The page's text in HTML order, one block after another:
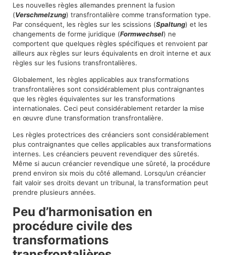
Les nouvelles règles allemandes prennent la fusion
(Verschmelzung) transfrontalière comme transformation type.
Par conséquent, les règles sur les scissions (Spaltung) et les
changements de forme juridique (Formwechsel) ne
comportent que quelques règles spécifiques et renvoient par
ailleurs aux règles sur leurs équivalents en droit interne et aux
règles sur les fusions transfrontalières.
Globalement, les règles applicables aux transformations
transfrontalières sont considérablement plus contraignantes
que les règles équivalentes sur les transformations
internationales. Ceci peut considérablement retarder la mise
en œuvre d’une transformation transfrontalière.
Les règles protectrices des créanciers sont considérablement
plus contraignantes que celles applicables aux transformations
internes. Les créanciers peuvent revendiquer des sûretés.
Même si aucun créancier revendique une sûreté, la procédure
prend environ six mois du côté allemand. Lorsqu’un créancier
fait valoir ses droits devant un tribunal, la transformation peut
prendre plusieurs années.
Peu d’harmonisation en
procédure civile des
transformations